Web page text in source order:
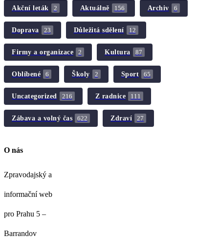
Akční leták 2 Aktuálně 156 Archiv 6
Doprava 23 Důležitá sdělení 12
Firmy a organizace 2 Kultura 87
Oblíbené 6 Školy 2 Sport 65
Uncategorized 216 Z radnice 111
Zábava a volný čas 622 Zdraví 27
O nás
Zpravodajský a
informační web
pro Prahu 5 –
Barrandov